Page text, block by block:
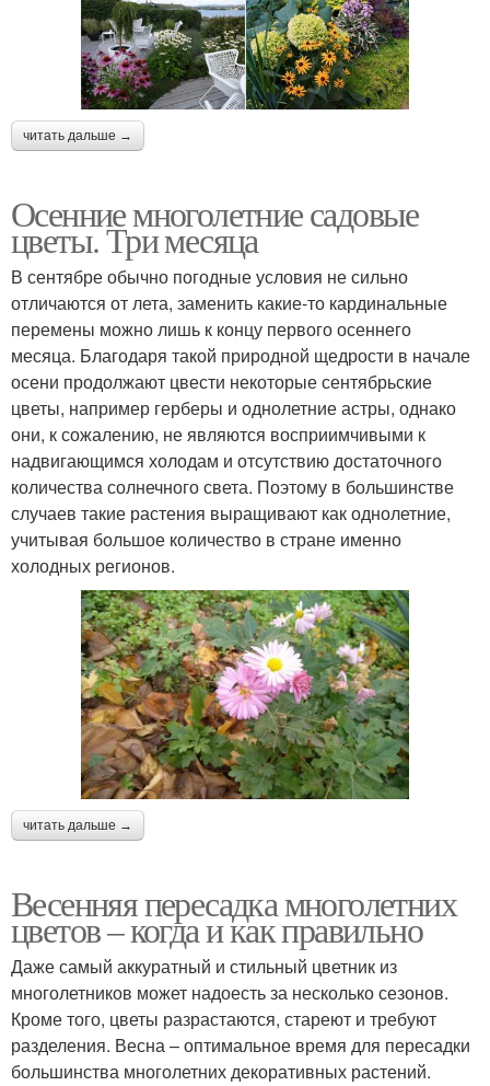
читать дальше →
Осенние многолетние садовые
цветы. Три месяца
В сентябре обычно погодные условия не сильно
отличаются от лета, заменить какие-то кардинальные
перемены можно лишь к концу первого осеннего
месяца. Благодаря такой природной щедрости в начале
осени продолжают цвести некоторые сентябрьские
цветы, например герберы и однолетние астры, однако
они, к сожалению, не являются восприимчивыми к
надвигающимся холодам и отсутствию достаточного
количества солнечного света. Поэтому в большинстве
случаев такие растения выращивают как однолетние,
учитывая большое количество в стране именно
холодных регионов.
читать дальше →
Весенняя пересадка многолетних
цветов – когда и как правильно
Даже самый аккуратный и стильный цветник из
многолетников может надоесть за несколько сезонов.
Кроме того, цветы разрастаются, стареют и требуют
разделения. Весна – оптимальное время для пересадки
большинства многолетних декоративных растений.